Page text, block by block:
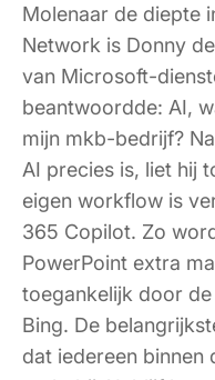
Molenaar de diepte
Network is Donny
van Microsoft-
beantwoordde: AI,
mijn mkb-bedrijf?
AI precies is, liet hij
eigen workflow is
365 Copilot. Zo
PowerPoint extra
toegankelijk door de
Bing. De
dat iedereen binnen